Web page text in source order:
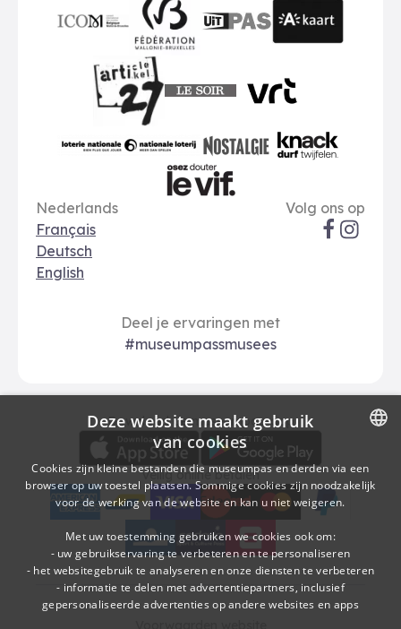
FWB
Art 27
Nostalgie
Taal opties
Nederlands
Français
Deutsch
English
Sociale
Volg ons op
Deel je ervaringen met
#museumpassmusees
Download
Download de museumpas-app
Betalingsopties
Veilig online betalen
American Express
bancontact
visa
Edenred
mc
paypal
kbc
Sodexo Cultuurcheques
belfius
DUTCH
FRENCH
Deze website maakt gebruik
van cookies
Cookies zijn kleine bestanden die museumpas en derden via een
browser op uw toestel plaatsen. Sommige cookies zijn noodzakelijk
voor de werking van de website en kan u niet weigeren.
Met uw toestemming gebruiken we cookies ook om:
- uw gebruikservaring te verbeteren en te personaliseren
- het websitegebruik te analyseren en onze diensten te verbeteren
- informatie te delen met advertentiepartners, inclusief
gepersonaliseerde advertenties op andere websites en apps